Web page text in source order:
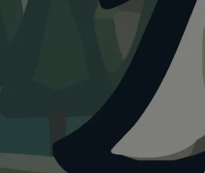
HUNDEAUSLAUF
Rosental
Heute ist
für
Rosental.